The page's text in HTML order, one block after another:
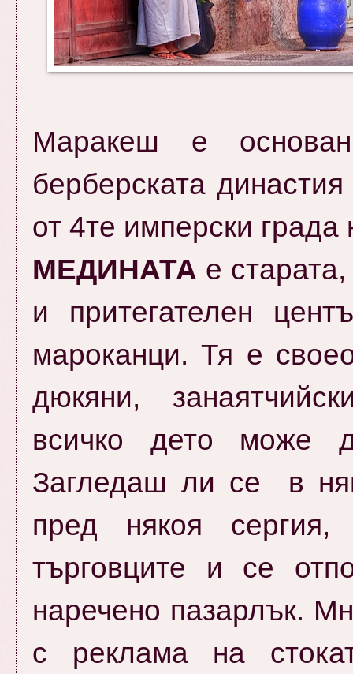
Маракеш е
берберската
от 4те имперски
МЕДИНАТА е
и притегателен
мароканци. Тя е
дюкяни,
всичко дето може
Загледаш ли се в
пред някоя
търговците и се
наречено пазарлък.
с реклама на